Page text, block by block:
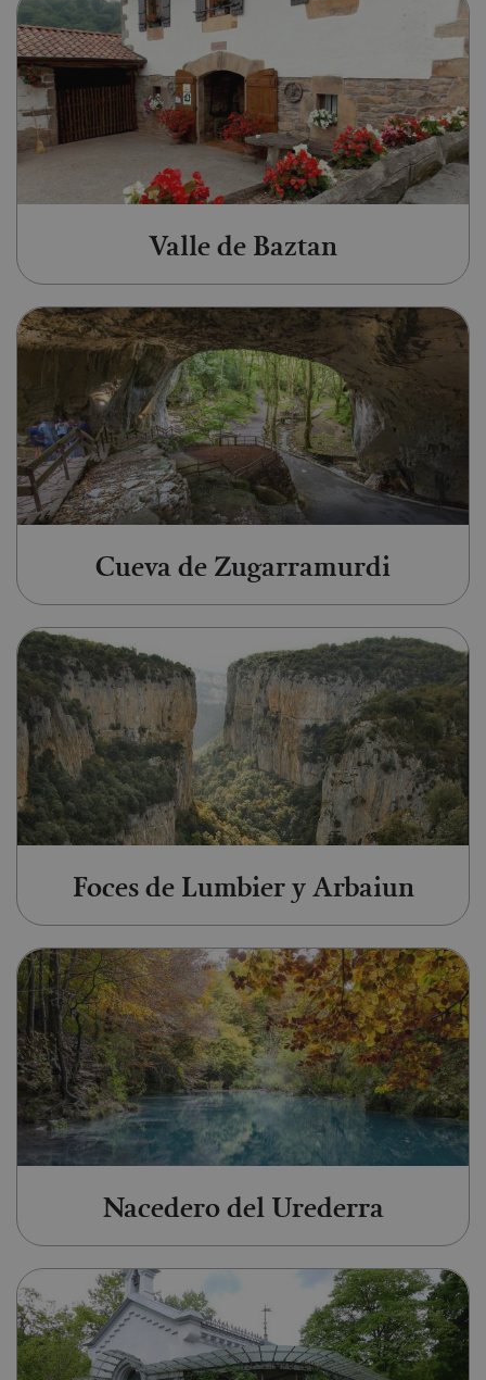
Valle de Baztan
Ir a Cueva de Zugarramurdi
Cueva de Zugarramurdi
Ir a Foces de Lumbier y Arbaiun
Foces de Lumbier y Arbaiun
Ir a Nacedero del Urederra
Nacedero del Urederra
Ir a Parque Natural del Señorío